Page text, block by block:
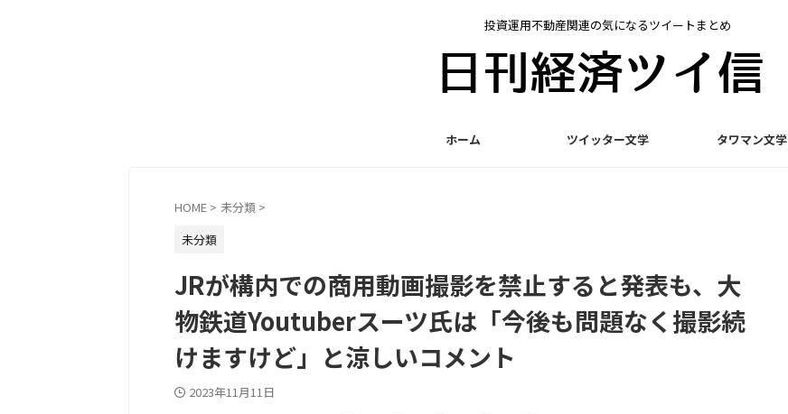
投資運用不動産関連の気になるツイートまとめ
ホーム ツイッター文学 タワマン文学
HOME > 未分類 >
未分類
JRが構内での商用動画撮影を禁止すると発表も、大
物鉄道Youtuberスーツ氏は「今後も問題なく撮影続
けますけど」と涼しいコメント
2023年11月11日